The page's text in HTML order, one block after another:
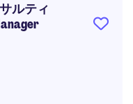
ルティ